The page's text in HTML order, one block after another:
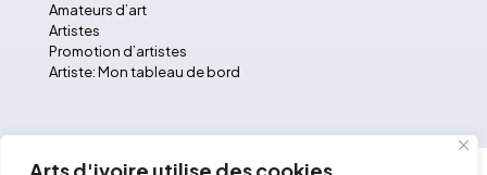
Amateurs d’art
Artistes
Promotion d’artistes
Artiste: Mon tableau de bord